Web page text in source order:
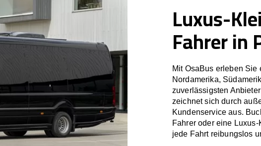
Luxus-
Fahrer in
Mit OsaBus erleben
Nordamerika,
zuverlässigsten
zeichnet sich durch
Kundenservice aus.
Fahrer oder eine
jede Fahrt reibungslos